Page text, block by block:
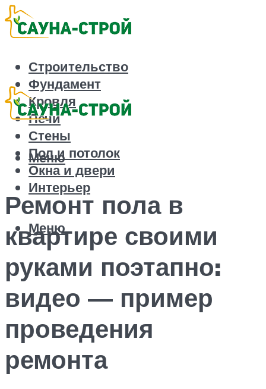
Строительство
Фундамент
Кровля
Печи
Стены
Пол и потолок
Окна и двери
Интерьер
Меню
Меню
Ремонт пола в
квартире своими
руками поэтапно:
видео — пример
проведения
ремонта